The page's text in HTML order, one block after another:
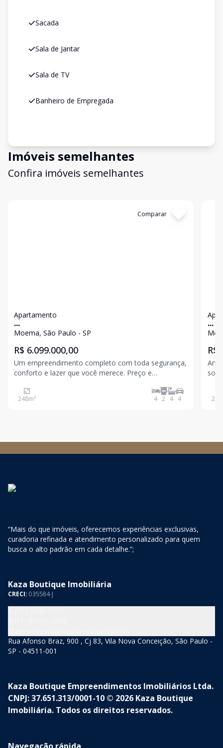
Sacada
Sala de Jantar
Sala de TV
Banheiro de Empregada
Imóveis semelhantes
Confira imóveis semelhantes
Comparar
Apartamento
...
Moema, São Paulo - SP
R$ 6.099.000,00
Um empreendimento completo com toda segurança,
conforto e lazer que você merece. Preço e
aviso prévio.
248m² 4 2 4 4
...
R$
Art
258
“Mais do que imóveis, oferecemos experiências exclusivas,
curadoria refinada e atendimento personalizado para quem
busca o alto padrão em cada detalhe.”;
Kaza Boutique Imobiliária
CRECI: 035584-J
Rua Afonso Braz, 900 , Cj 83, Vila Nova Conceição, São Paulo -
SP - 04511-001
Kaza Boutique Empreendimentos Imobiliários Ltda.
CNPJ: 37.651.313/0001-10 © 2026 Kaza Boutique
Imobiliária. Todos os direitos reservados.